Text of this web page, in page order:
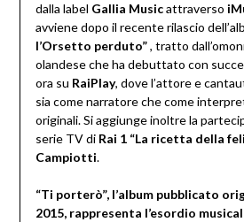
dalla label Gallia Musicattraverso
avviene dopo il recente rilascio
l’Orsetto perduto”, tratto
olandese che ha debuttato con
ora su RaiPlay, dove l’attore e
sia come narratore che come
originali. Si aggiunge inoltre la
serie TV di Rai 1 “La ricetta della
Campiotti.
“Ti porterò”, l’album pubblicato
2015, rappresenta l’esordio